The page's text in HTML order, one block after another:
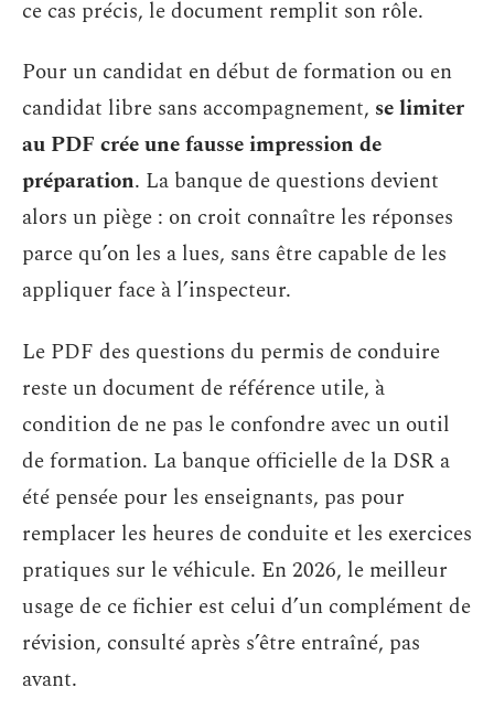
ce cas précis, le document remplit son rôle.
Pour un candidat en début de formation ou en
candidat libre sans accompagnement, se limiter
au PDF crée une fausse impression de
préparation. La banque de questions devient
alors un piège : on croit connaître les réponses
parce qu’on les a lues, sans être capable de les
appliquer face à l’inspecteur.
Le PDF des questions du permis de conduire
reste un document de référence utile, à
condition de ne pas le confondre avec un outil
de formation. La banque officielle de la DSR a
été pensée pour les enseignants, pas pour
remplacer les heures de conduite et les exercices
pratiques sur le véhicule. En 2026, le meilleur
usage de ce fichier est celui d’un complément de
révision, consulté après s’être entraîné, pas
avant.